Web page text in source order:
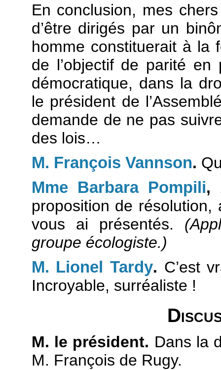
En conclusion, mes
d’être dirigés par un
homme constituerait à la
de l’objectif de parité
démocratique, dans la
le président de
demande de ne pas
des lois…
M. François Vannson.
Mme Barbara Pompili,
proposition de
vous ai présentés.
groupe écologiste.)
M. Lionel Tardy. C’est
Incroyable, surréaliste !
M. le président. Dans la
M. François de Rugy.